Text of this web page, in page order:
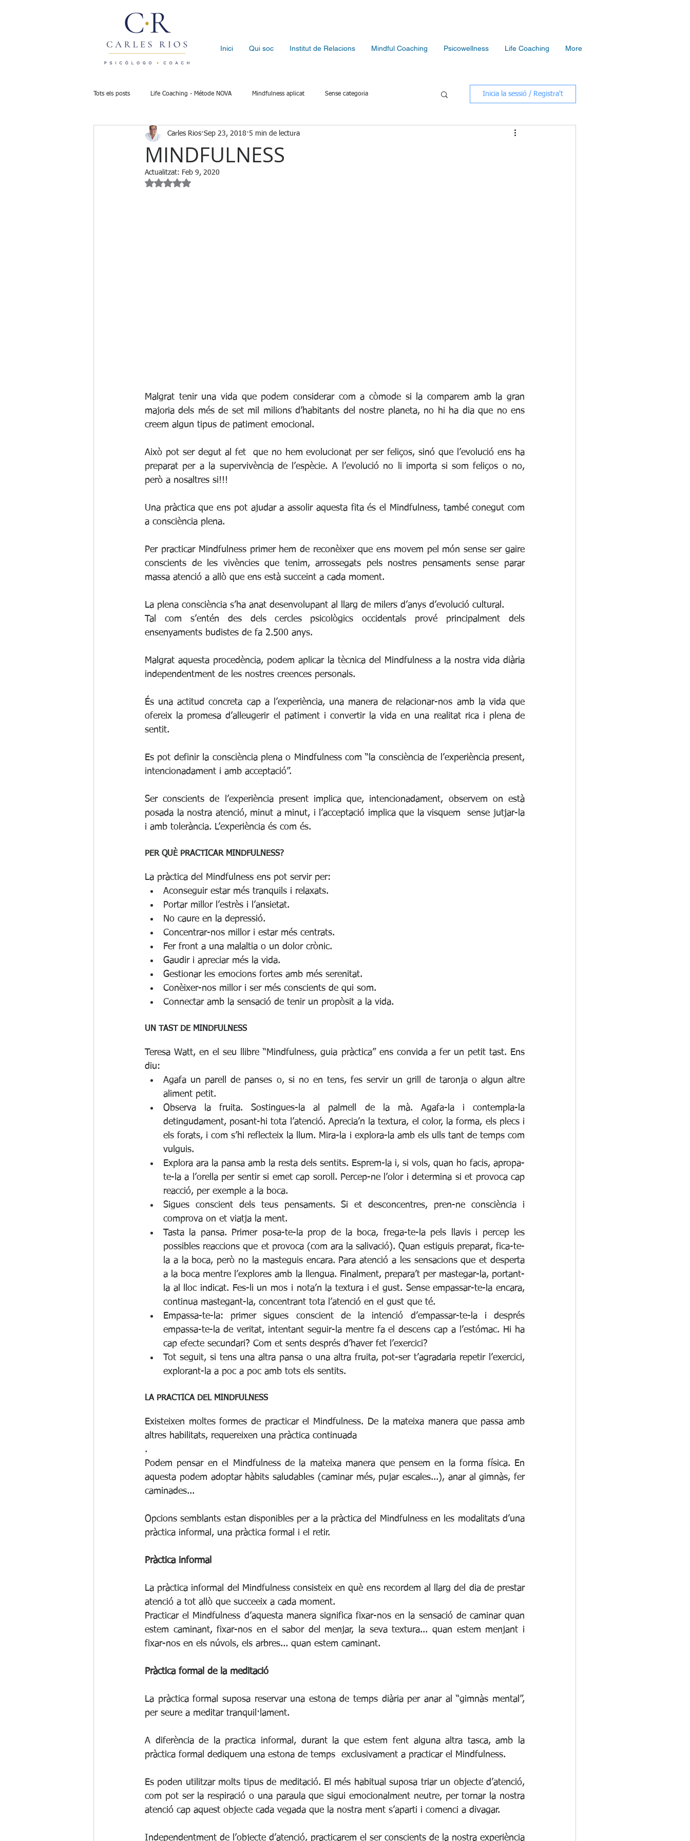
Inici Qui soc Institut de Relacions Mindful Coaching Psicowellness Life Coaching More
Tots els posts Life Coaching - Métode NOVA Mindfulness aplicat Sense categoria
Institut de Relacions Psicowellness Mindful Coaching - Métode FARO
Regulació emocional Acceptació i valors
Inicia la sessió / Registra't
MINDFULNESS
Carles Rios Sep 23, 2018 5 min de lectura
Actualitzat: Feb 9, 2020
Puntuat amb NaN de 5 estrelles.
Malgrat tenir una vida que podem considerar com a còmode si la comparem amb la gran
majoria dels més de set mil milions d’habitants del nostre planeta, no hi ha dia que no ens
creem algun tipus de patiment emocional.
Això pot ser degut al fet  que no hem evolucionat per ser feliços, sinó que l’evolució ens ha
preparat per a la supervivència de l’espècie. A l’evolució no li importa si som feliços o no,
però a nosaltres si!!!
Una pràctica que ens pot ajudar a assolir aquesta fita és el Mindfulness, també conegut com
a consciència plena.
Per practicar Mindfulness primer hem de reconèixer que ens movem pel món sense ser gaire
conscients de les vivències que tenim, arrossegats pels nostres pensaments sense parar
massa atenció a allò que ens està succeint a cada moment.
La plena consciència s’ha anat desenvolupant al llarg de milers d’anys d’evolució cultural.
Tal com s’entén des dels cercles psicològics occidentals prové principalment dels
ensenyaments budistes de fa 2.500 anys.
Malgrat aquesta procedència, podem aplicar la tècnica del Mindfulness a la nostra vida diària
independentment de les nostres creences personals.
És una actitud concreta cap a l’experiència, una manera de relacionar-nos amb la vida que
ofereix la promesa d’alleugerir el patiment i convertir la vida en una realitat rica i plena de
sentit.
Es pot definir la consciència plena o Mindfulness com “la consciència de l’experiència present,
intencionadament i amb acceptació”.
Ser conscients de l’experiència present implica que, intencionadament, observem on està
posada la nostra atenció, minut a minut, i l’acceptació implica que la visquem  sense jutjar-la
i amb tolerància. L’experiència és com és.
PER QUÈ PRACTICAR MINDFULNESS?
La pràctica del Mindfulness ens pot servir per:
Aconseguir estar més tranquils i relaxats.
Portar millor l’estrès i l’ansietat.
No caure en la depressió.
Concentrar-nos millor i estar més centrats.
Fer front a una malaltia o un dolor crònic.
Gaudir i apreciar més la vida.
Gestionar les emocions fortes amb més serenitat.
Conèixer-nos millor i ser més conscients de qui som.
Connectar amb la sensació de tenir un propòsit a la vida.
UN TAST DE MINDFULNESS
Teresa Watt, en el seu llibre “Mindfulness, guia pràctica” ens convida a fer un petit tast. Ens
diu:
Agafa un parell de panses o, si no en tens, fes servir un grill de taronja o algun altre
aliment petit.
Observa la fruita. Sostingues-la al palmell de la mà. Agafa-la i contempla-la
detingudament, posant-hi tota l’atenció. Aprecia’n la textura, el color, la forma, els plecs i
els forats, i com s’hi reflecteix la llum. Mira-la i explora-la amb els ulls tant de temps com
vulguis.
Explora ara la pansa amb la resta dels sentits. Esprem-la i, si vols, quan ho facis, apropa-
te-la a l’orella per sentir si emet cap soroll. Percep-ne l’olor i determina si et provoca cap
reacció, per exemple a la boca.
Sigues conscient dels teus pensaments. Si et desconcentres, pren-ne consciència i
comprova on et viatja la ment.
Tasta la pansa. Primer posa-te-la prop de la boca, frega-te-la pels llavis i percep les
possibles reaccions que et provoca (com ara la salivació). Quan estiguis preparat, fica-te-
la a la boca, però no la masteguis encara. Para atenció a les sensacions que et desperta
a la boca mentre l’explores amb la llengua. Finalment, prepara’t per mastegar-la, portant-
la al lloc indicat. Fes-li un mos i nota’n la textura i el gust. Sense empassar-te-la encara,
continua mastegant-la, concentrant tota l’atenció en el gust que té.
Empassa-te-la: primer sigues conscient de la intenció d’empassar-te-la i després
empassa-te-la de veritat, intentant seguir-la mentre fa el descens cap a l’estómac. Hi ha
cap efecte secundari? Com et sents després d’haver fet l’exercici?
Tot seguit, si tens una altra pansa o una altra fruita, pot-ser t’agradaria repetir l’exercici,
explorant-la a poc a poc amb tots els sentits.
LA PRACTICA DEL MINDFULNESS
Existeixen moltes formes de practicar el Mindfulness. De la mateixa manera que passa amb
altres habilitats, requereixen una pràctica continuada
.
Podem pensar en el Mindfulness de la mateixa manera que pensem en la forma física. En
aquesta podem adoptar hàbits saludables (caminar més, pujar escales...), anar al gimnàs, fer
caminades...
Opcions semblants estan disponibles per a la pràctica del Mindfulness en les modalitats d’una
pràctica informal, una pràctica formal i el retir.
Pràctica informal
La pràctica informal del Mindfulness consisteix en què ens recordem al llarg del dia de prestar
atenció a tot allò que succeeix a cada moment.
Practicar el Mindfulness d’aquesta manera significa fixar-nos en la sensació de caminar quan
estem caminant, fixar-nos en el sabor del menjar, la seva textura... quan estem menjant i
fixar-nos en els núvols, els arbres... quan estem caminant.
Pràctica formal de la meditació
La pràctica formal suposa reservar una estona de temps diària per anar al “gimnàs mental”,
per seure a meditar tranquil·lament.
A diferència de la practica informal, durant la que estem fent alguna altra tasca, amb la
pràctica formal dediquem una estona de temps  exclusivament a practicar el Mindfulness.
Es poden utilitzar molts tipus de meditació. El més habitual suposa triar un objecte d’atenció,
com pot ser la respiració o una paraula que sigui emocionalment neutre, per tornar la nostra
atenció cap aquest objecte cada vegada que la nostra ment s’aparti i comenci a divagar.
Independentment de l’objecte d’atenció, practicarem el ser conscients de la nostra experiència